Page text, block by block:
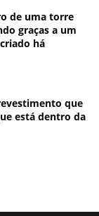
de uma torre
graças a um
há
que
está dentro da